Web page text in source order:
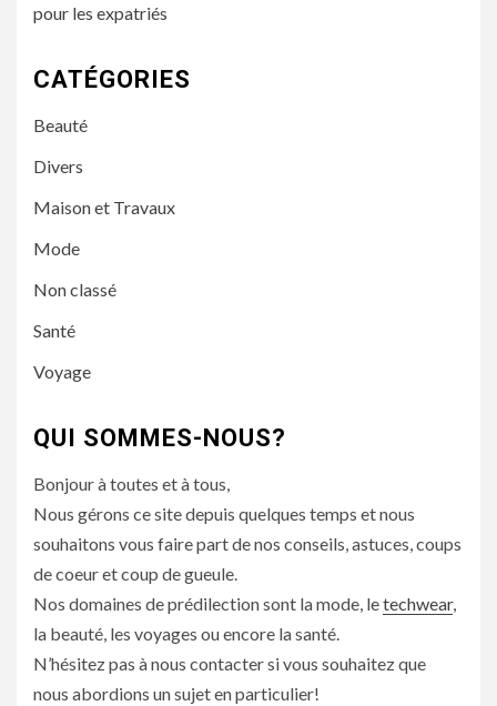
pour les expatriés
CATÉGORIES
Beauté
Divers
Maison et Travaux
Mode
Non classé
Santé
Voyage
QUI SOMMES-NOUS?
Bonjour à toutes et à tous,
Nous gérons ce site depuis quelques temps et nous
souhaitons vous faire part de nos conseils, astuces, coups
de coeur et coup de gueule.
Nos domaines de prédilection sont la mode, letechwear,
la beauté, les voyages ou encore la santé.
N’hésitez pas à nous contacter si vous souhaitez que
nous abordions un sujet en particulier!